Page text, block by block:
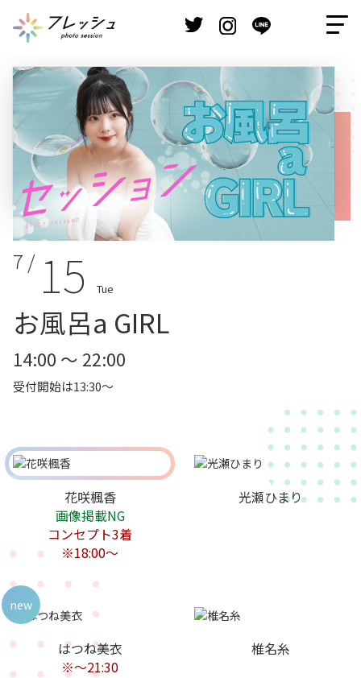
7 / 15 Tue
お風呂a GIRL
14:00 ～ 22:00
受付開始は13:30～
花咲楓香
画像掲載NG
コンセプト3着
※18:00～
光瀬ひまり
はつね美衣
※～21:30
new
椎名糸